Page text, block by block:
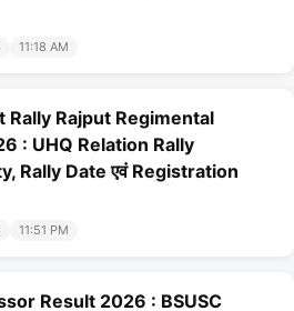
11:18 AM
Rajput Regimental
: UHQ Relation Rally
Rally Date एवं Registration
11:51 PM
Result 2026 : BSUSC